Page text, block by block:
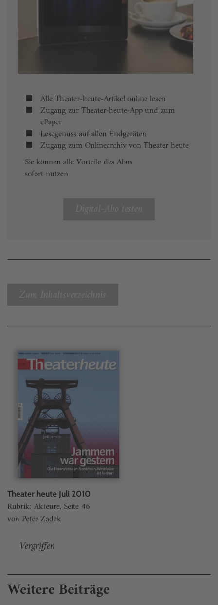
Alle Theater-heute-Artikel online lesen
Zugang zur Theater-heute-App und zum
ePaper
Lesegenuss auf allen Endgeräten
Zugang zum Onlinearchiv von Theater heute
Sie können alle Vorteile des Abos
sofort nutzen
Digital-Abo testen
Zum Inhaltsverzeichnis
Theater heute Juli 2010
Rubrik: Akteure, Seite 46
von Peter Zadek
Vergriffen
Weitere Beiträge